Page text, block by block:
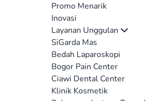
Promo Menarik
Inovasi
Layanan Unggulan
SiGarda Mas
Bedah Laparoskopi
Bogor Pain Center
Ciawi Dental Center
Klinik Kosmetik